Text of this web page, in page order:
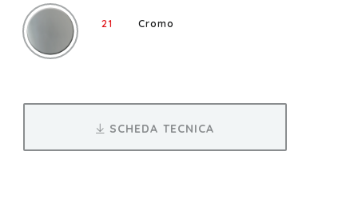
21 Cromo
SCHEDA TECNICA